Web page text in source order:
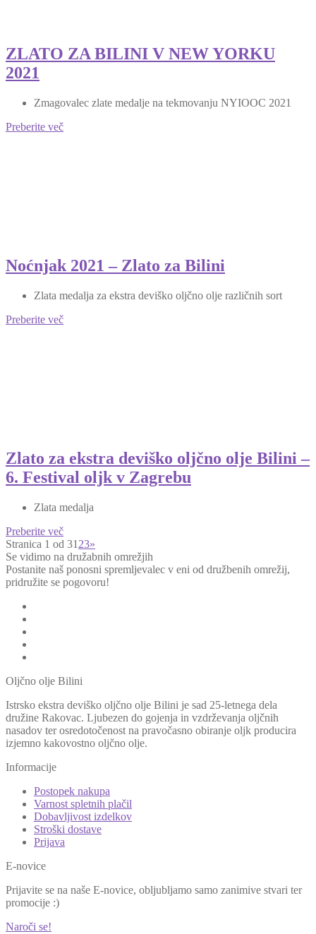
ZLATO ZA BILINI V NEW YORKU
2021
Zmagovalec zlate medalje na tekmovanju NYIOOC 2021
Preberite več
Noćnjak 2021 – Zlato za Bilini
Zlata medalja za ekstra deviško oljčno olje različnih sort
Preberite več
Zlato za ekstra deviško oljčno olje Bilini –
6. Festival oljk v Zagrebu
Zlata medalja
Preberite več
Stranica 1 od 31 23»
Se vidimo na družabnih omrežjih
Postanite naš ponosni spremljevalec v eni od družbenih omrežij,
pridružite se pogovoru!
Oljčno olje Bilini
Istrsko ekstra deviško oljčno olje Bilini je sad 25-letnega dela
družine Rakovac. Ljubezen do gojenja in vzdrževanja oljčnih
nasadov ter osredotočenost na pravočasno obiranje oljk producira
izjemno kakovostno oljčno olje.
Informacije
Postopek nakupa
Varnost spletnih plačil
Dobavljivost izdelkov
Stroški dostave
Prijava
E-novice
Prijavite se na naše E-novice, obljubljamo samo zanimive stvari ter
promocije :)
Naroči se!